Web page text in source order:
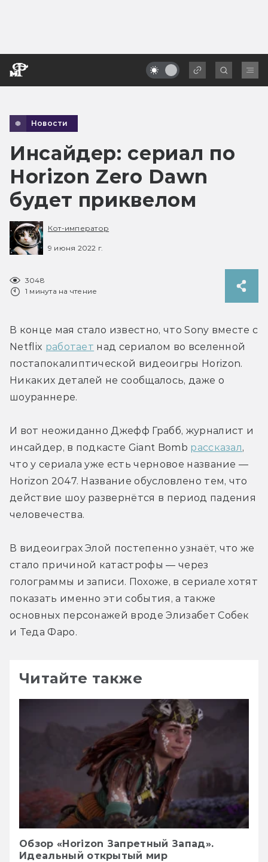
Новости
Инсайдер: сериал по
Horizon Zero Dawn
будет приквелом
Кот-император
9 июня 2022 г.
3048
1 минута на чтение
В конце мая стало известно, что Sony вместе с
Netflix работает над сериалом во вселенной
постапокалиптической видеоигры Horizon.
Никаких деталей не сообщалось, даже о
шоураннере.
И вот неожиданно Джефф Грабб, журналист и
инсайдер, в подкасте Giant Bomb рассказал,
что у сериала уже есть черновое название —
Horizon 2047. Название обусловлено тем, что
действие шоу развернётся в период падения
человечества.
В видеоиграх Элой постепенно узнаёт, что же
стало причиной катастрофы — через
голограммы и записи. Похоже, в сериале хотят
показать именно эти события, а также
основных персонажей вроде Элизабет Собек
и Теда Фаро.
Читайте также
Обзор «Horizon Запретный Запад».
Идеальный открытый мир